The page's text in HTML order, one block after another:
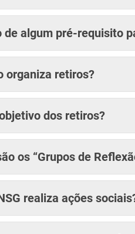
de algum pré-requisito
organiza retiros?
dos retiros?
os “Grupos de
realiza ações